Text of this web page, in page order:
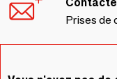
Prises de